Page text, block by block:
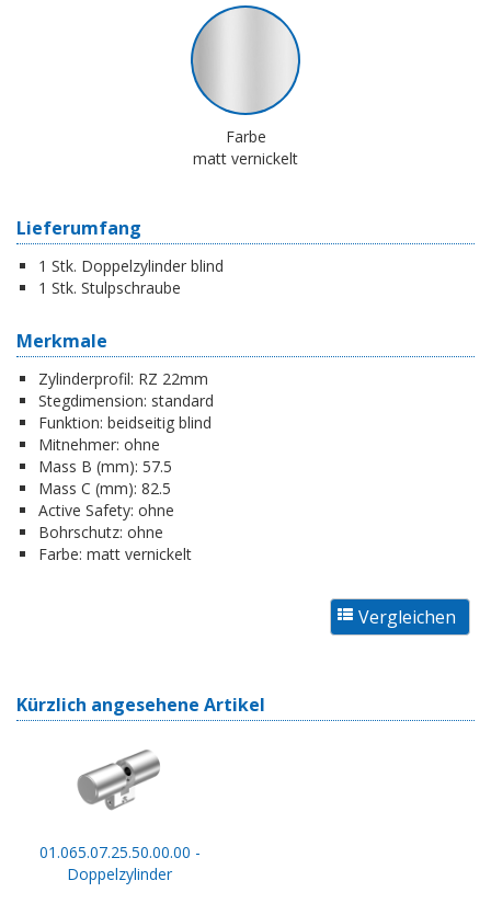
Farbe
matt vernickelt
Lieferumfang
1 Stk. Doppelzylinder blind
1 Stk. Stulpschraube
Merkmale
Zylinderprofil: RZ 22mm
Stegdimension: standard
Funktion: beidseitig blind
Mitnehmer: ohne
Mass B (mm): 57.5
Mass C (mm): 82.5
Active Safety: ohne
Bohrschutz: ohne
Farbe: matt vernickelt
Kürzlich angesehene Artikel
01.065.07.25.50.00.00 -
Doppelzylinder